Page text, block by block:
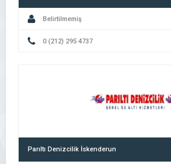
Belirtilmemiş
0 (212) 295 4737
Parıltı Denizcilik İskenderun